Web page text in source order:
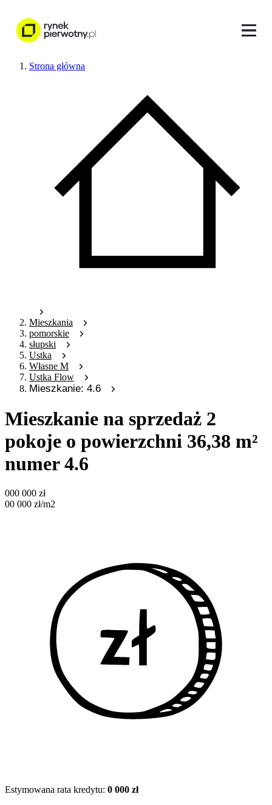
Strona główna
Mieszkania
pomorskie
słupski
Ustka
Własne M
Ustka Flow
Mieszkanie: 4.6
Mieszkanie na sprzedaż 2
pokoje o powierzchni 36,38 m²
numer 4.6
000 000 zł
00 000 zł/m2
Estymowana rata kredytu: 0 000 zł